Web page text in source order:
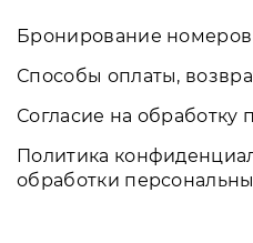
Бронирование
Способы оплаты,
Согласие на обработку
Политика
обработки